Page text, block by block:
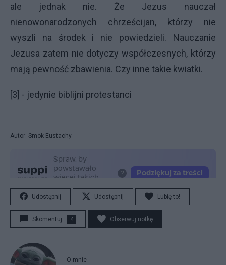
ale jednak nie. Że Jezus nauczał
nienowonarodzonych chrześcijan, którzy nie
wyszli na środek i nie powiedzieli. Nauczanie
Jezusa zatem nie dotyczy współczesnych, którzy
mają pewność zbawienia. Czy inne takie kwiatki.
[3] - jedynie biblijni protestanci
Autor: Smok Eustachy
Udostępnij Udostępnij Lubię to!
Skomentuj 4 Obserwuj notkę
O mnie